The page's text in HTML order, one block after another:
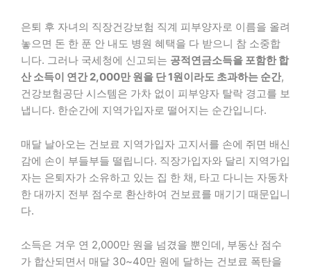
은퇴 후 자녀의 직장건강보험 직계 피부양자로 이름을 올려
놓으면 돈 한 푼 안 내도 병원 혜택을 다 받으니 참 소중합
니다. 그러나 국세청에 신고되는 공적연금소득을 포함한 합
산 소득이 연간 2,000만 원을 단 1원이라도 초과하는 순간,
건강보험공단 시스템은 가차 없이 피부양자 탈락 경고를 보
냅니다. 한순간에 지역가입자로 떨어지는 순간입니다.
매달 날아오는 건보료 지역가입자 고지서를 손에 쥐면 배신
감에 손이 부들부들 떨립니다. 직장가입자와 달리 지역가입
자는 은퇴자가 소유하고 있는 집 한 채, 타고 다니는 자동차
한 대까지 전부 점수로 환산하여 건보료를 매기기 때문입니
다.
소득은 겨우 연 2,000만 원을 넘겼을 뿐인데, 부동산 점수
가 합산되면서 매달 30~40만 원에 달하는 건보료 폭탄을